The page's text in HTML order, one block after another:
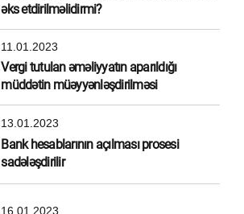
əks etdirilməlidirmi?
11.01.2023
Vergi tutulan əməliyyatın aparıldığı
müddətin müəyyənləşdirilməsi
13.01.2023
Bank hesablarının açılması prosesi
sadələşdirilir
16.01.2023